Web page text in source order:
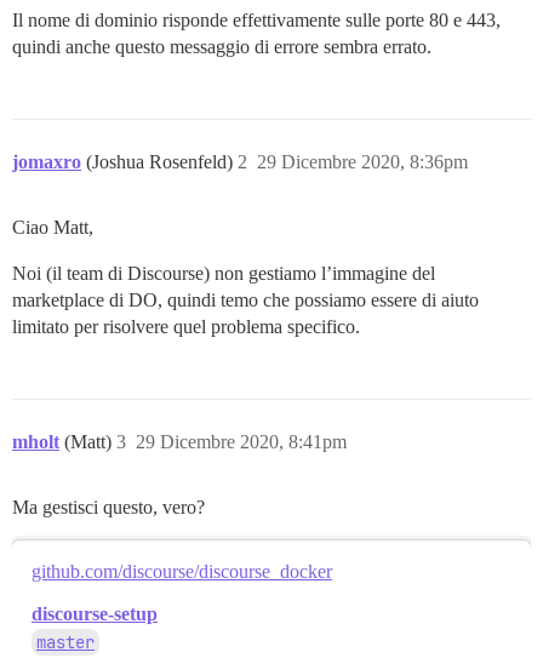
Il nome di dominio risponde effettivamente sulle porte 80 e 443,
quindi anche questo messaggio di errore sembra errato.
jomaxro (Joshua Rosenfeld) 29 Dicembre 2020, 8:36pm
2
Ciao Matt,
Noi (il team di Discourse) non gestiamo l’immagine del
marketplace di DO, quindi temo che possiamo essere di aiuto
limitato per risolvere quel problema specifico.
mholt (Matt) 29 Dicembre 2020, 8:41pm
3
Ma gestisci questo, vero?
github.com/discourse/discourse_docker
discourse-setup
master